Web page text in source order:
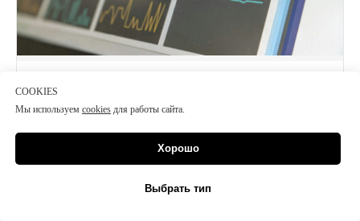
Как измерять эффект от внедрения ИИ
Метрики, ROI и типичные ошибки проектов.
COOKIES
Мы используем cookies для работы сайта.
Хорошо
Выбрать тип